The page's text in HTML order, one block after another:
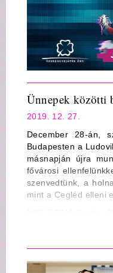
Ünnepek közötti
2019. 12. 27.
December 28-án,
Budapesten a
másnapján újra
fővárosi
szenvedtünk, a
mint a Cegléd elleni
2019.12.28.,